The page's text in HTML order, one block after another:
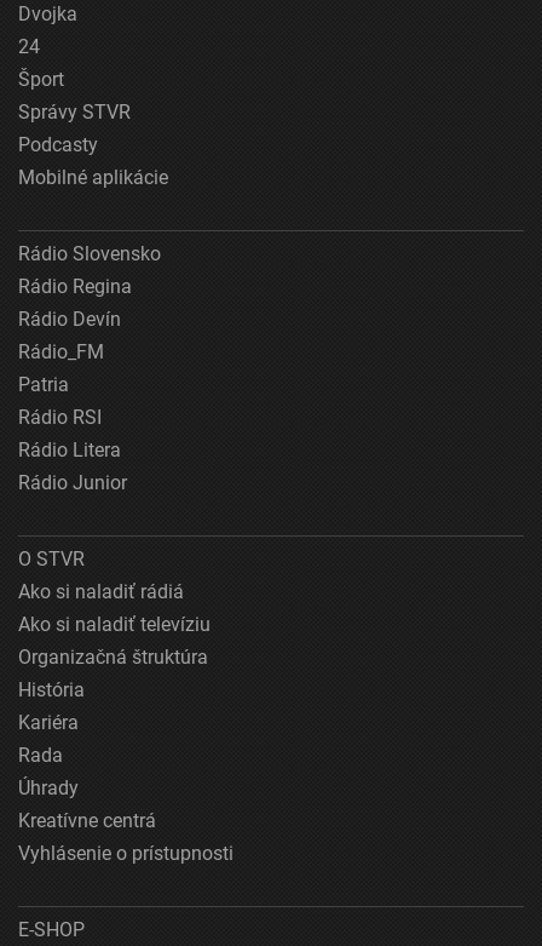
Dvojka
24
Šport
Správy STVR
Podcasty
Mobilné aplikácie
Rádio Slovensko
Rádio Regina
Rádio Devín
Rádio_FM
Patria
Rádio RSI
Rádio Litera
Rádio Junior
O STVR
Ako si naladiť rádiá
Ako si naladiť televíziu
Organizačná štruktúra
História
Kariéra
Rada
Úhrady
Kreatívne centrá
Vyhlásenie o prístupnosti
E-SHOP